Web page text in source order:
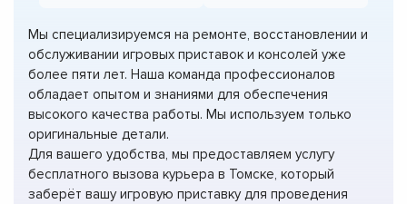
Мы специализируемся на ремонте, восстановлении и
обслуживании игровых приставок и консолей уже
более пяти лет. Наша команда профессионалов
обладает опытом и знаниями для обеспечения
высокого качества работы. Мы используем только
оригинальные детали.
Для вашего удобства, мы предоставляем услугу
бесплатного вызова курьера в Томске, который
заберёт вашу игровую приставку для проведения